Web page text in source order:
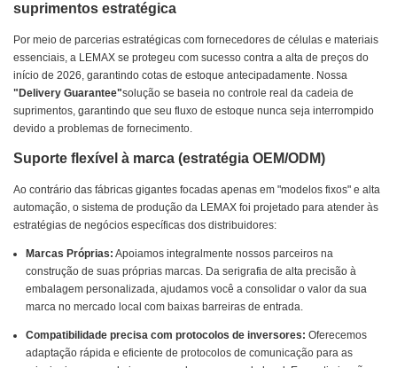
suprimentos estratégica
Por meio de parcerias estratégicas com fornecedores de células e materiais
essenciais, a LEMAX se protegeu com sucesso contra a alta de preços do
início de 2026, garantindo cotas de estoque antecipadamente. Nossa
"Delivery Guarantee"solução se baseia no controle real da cadeia de
suprimentos, garantindo que seu fluxo de estoque nunca seja interrompido
devido a problemas de fornecimento.
Suporte flexível à marca (estratégia OEM/ODM)
Ao contrário das fábricas gigantes focadas apenas em "modelos fixos" e alta
automação, o sistema de produção da LEMAX foi projetado para atender às
estratégias de negócios específicas dos distribuidores:
Marcas Próprias: Apoiamos integralmente nossos parceiros na
construção de suas próprias marcas. Da serigrafia de alta precisão à
embalagem personalizada, ajudamos você a consolidar o valor da sua
marca no mercado local com baixas barreiras de entrada.
Compatibilidade precisa com protocolos de inversores: Oferecemos
adaptação rápida e eficiente de protocolos de comunicação para as